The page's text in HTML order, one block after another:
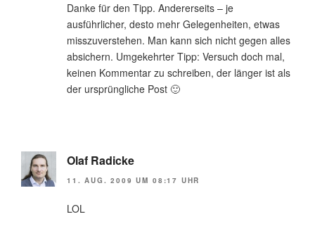
Danke für den Tipp. Andererseits – je
ausführlicher, desto mehr Gelegenheiten, etwas
misszuverstehen. Man kann sich nicht gegen alles
absichern. Umgekehrter Tipp: Versuch doch mal,
keinen Kommentar zu schreiben, der länger ist als
der ursprüngliche Post 🙂
Olaf Radicke
11. AUG. 2009 UM 08:17 UHR
LOL